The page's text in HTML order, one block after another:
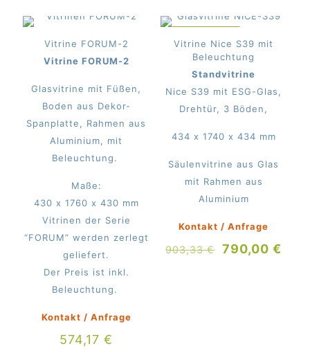
Vitrine FORUM-2
Vitrine FORUM-2
Glasvitrine mit Füßen,
Boden aus Dekor-
Spanplatte, Rahmen aus
Aluminium, mit
Beleuchtung.
Maße:
430 x 1760 x 430 mm
Vitrinen der Serie
“FORUM” werden zerlegt
geliefert.
Der Preis ist inkl.
Beleuchtung.
Kontakt / Anfrage
574,17€
Vitrine Nice S39 mit
Beleuchtung
Standvitrine
Nice S39 mit ESG-Glas,
Drehtür, 3 Böden,
434 x 1740 x 434 mm
Säulenvitrine aus Glas
mit Rahmen aus
Aluminium
Kontakt / Anfrage
903,33€ 790,00€